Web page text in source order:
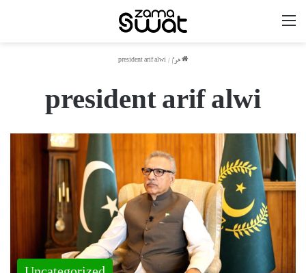
ھوم/
president arif alwi
president arif alwi